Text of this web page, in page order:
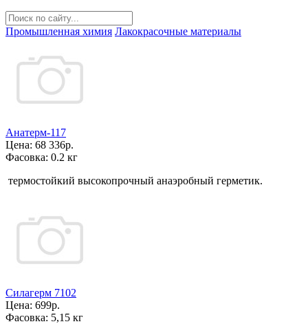
Промышленная химия Лакокрасочные материалы
Анатерм-117
Цена: 68 336р.
Фасовка: 0.2 кг
термостойкий высокопрочный анаэробный герметик.
Силагерм 7102
Цена: 699р.
Фасовка: 5,15 кг